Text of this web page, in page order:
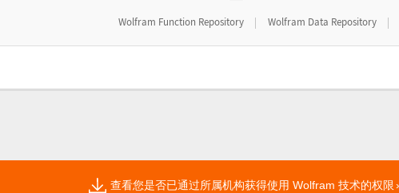
Wolfram Function Repository | Wolfram Data Repository |
查看您是否已通过所属机构获得使用 Wolfram 技术的权限